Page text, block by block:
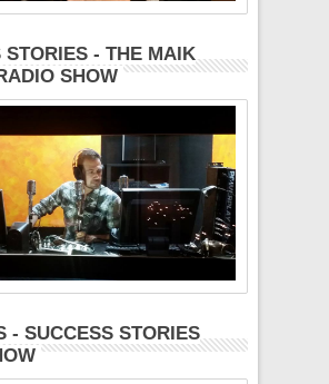
STORIES - THE MAIK
SHOW
- SUCCESS STORIES